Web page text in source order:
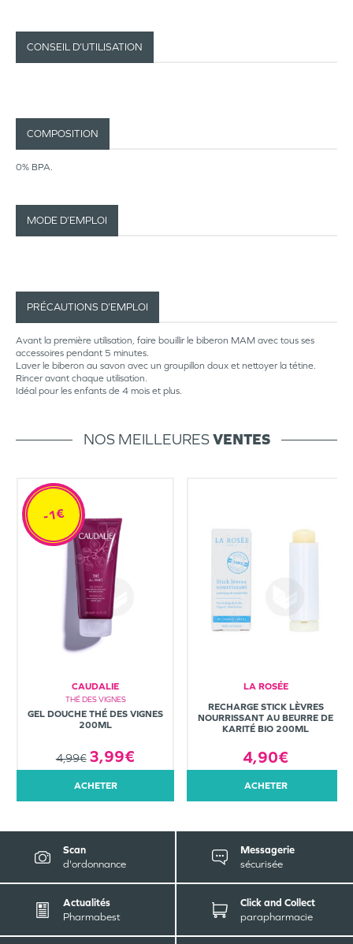
CONSEIL D’UTILISATION
COMPOSITION
0% BPA.
MODE D’EMPLOI
PRÉCAUTIONS D’EMPLOI
Avant la première utilisation, faire bouillir le biberon MAM avec tous ses
accessoires pendant 5 minutes.
Laver le biberon au savon avec un groupillon doux et nettoyer la tétine.
Rincer avant chaque utilisation.
Idéal pour les enfants de 4 mois et plus.
NOS MEILLEURESVENTES
CAUDALIE
THÉ DES VIGNES
GEL DOUCHE THÉ DES VIGNES
200ML
4,99€ 3,99€
-1€
ACHETER
LA ROSÉE
RECHARGE STICK LÈVRES
NOURRISSANT AU BEURRE DE
KARITÉ BIO 200ML
4,90€
ACHETER
Scan
d'ordonnance
Messagerie
sécurisée
Actualités
Pharmabest
Click and Collect
parapharmacie